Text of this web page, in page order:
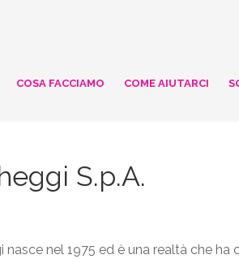
COSA FACCIAMO COME AIUTARCI
S.p.A.
nasce nel 1975 ed è una realtà che